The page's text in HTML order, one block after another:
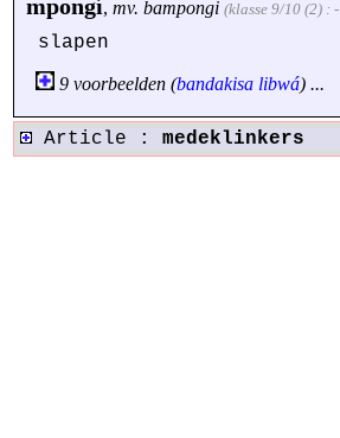
mpongí, mv. bampongi (klasse 9/10 (2) :
slapen
9 voorbeelden (bandakisa libwá) ...
Article : medeklinkers